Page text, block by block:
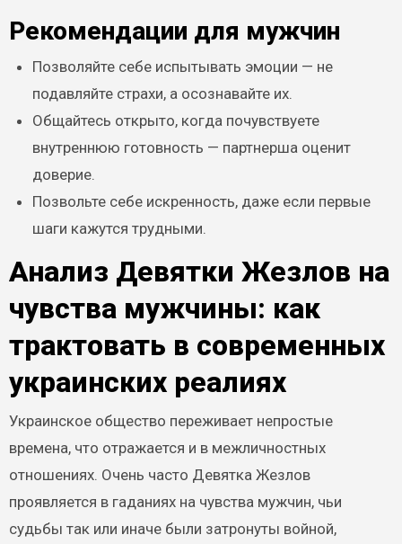
Рекомендации для мужчин
Позволяйте себе испытывать эмоции — не
подавляйте страхи, а осознавайте их.
Общайтесь открыто, когда почувствуете
внутреннюю готовность — партнерша оценит
доверие.
Позвольте себе искренность, даже если первые
шаги кажутся трудными.
Анализ Девятки Жезлов на
чувства мужчины: как
трактовать в современных
украинских реалиях
Украинское общество переживает непростые
времена, что отражается и в межличностных
отношениях. Очень часто Девятка Жезлов
проявляется в гаданиях на чувства мужчин, чьи
судьбы так или иначе были затронуты войной,